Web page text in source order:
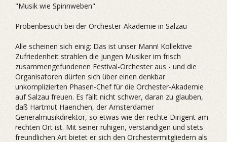
"Musik wie Spinnweben"
Probenbesuch bei der Orchester-Akademie in Salzau
Alle scheinen sich einig: Das ist unser Mann! Kollektive
Zufriedenheit strahlen die jungen Musiker im frisch
zusammengefundenen Festival-Orchester aus - und die
Organisatoren dürfen sich über einen denkbar
unkomplizierten Phasen-Chef für die Orchester-Akademie
auf Salzau freuen. Es fällt nicht schwer, daran zu glauben,
daß Hartmut Haenchen, der Amsterdamer
Generalmusikdirektor, so etwas wie der rechte Dirigent am
rechten Ort ist. Mit seiner ruhigen, verständigen und stets
freundlichen Art bietet er sich den Orchestermitgliedern als